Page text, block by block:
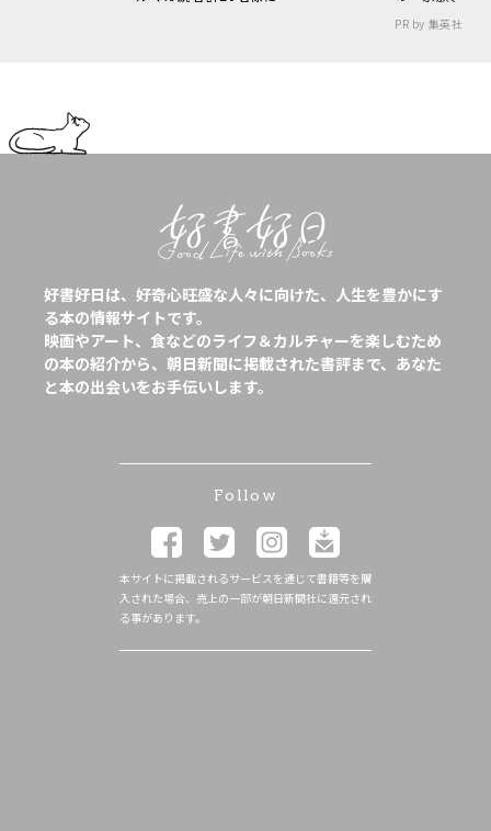
PR by 集英社
好書好日は、好奇心旺盛な人々に向けた、人生を豊かにす
る本の情報サイトです。
映画やアート、食などのライフ＆カルチャーを楽しむため
の本の紹介から、朝日新聞に掲載された書評まで、あなた
と本の出会いをお手伝いします。
Follow
本サイトに掲載されるサービスを通じて書籍等を購
入された場合、売上の一部が朝日新聞社に還元され
る事があります。